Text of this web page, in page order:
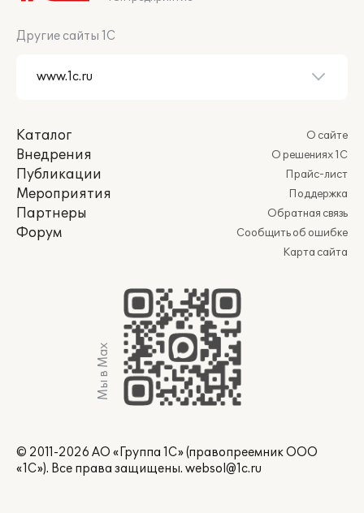
Другие сайты 1С
Каталог
Внедрения
Публикации
Мероприятия
Партнеры
Форум
О сайте
О решениях 1С
Прайс-лист
Поддержка
Обратная связь
Сообщить об ошибке
Карта сайта
Мы в Max
© 2011-2026 АО «Группа 1С» (правопреемник ООО
«1С»). Все права защищены. websol@1c.ru